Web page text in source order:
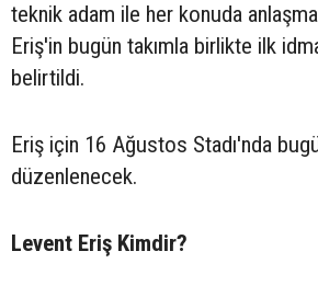
teknik adam ile her konuda
Eriş'in bugün takımla birlikte ilk
belirtildi.
Eriş için 16 Ağustos Stadı'nda
düzenlenecek.
Levent Eriş Kimdir?